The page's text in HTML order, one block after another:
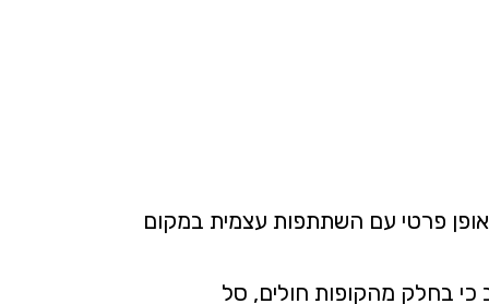
פרטי עם השתתפות עצמית במקום
כי בחלק מהקופות חולים, סל